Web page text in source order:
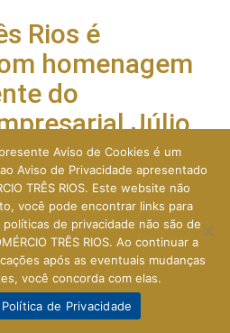
Rios é
homenagem
do
Júlio
de Freitas, o
de 2025 porEvandro Lopes.
realidade e ganhou, nesta última
mais especial para o comércio
de inauguração, o novo Centro
a levar o nome do ex-presidente do
Cezar Rezende de Freitas, o
trajetória e à dedicação histórica
presente Aviso de Cookies é um
Aviso de Privacidade apresentado
TRÊS RIOS. Este website não
você pode encontrar links para
de privacidade não são de
TRÊS RIOS. Ao continuar a
após as eventuais mudanças
você concorda com elas.
Política de Privacidade